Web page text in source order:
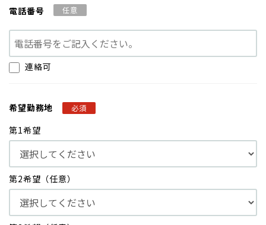
電話番号 任意
連絡可
希望勤務地 必須
第1希望
第2希望（任意）